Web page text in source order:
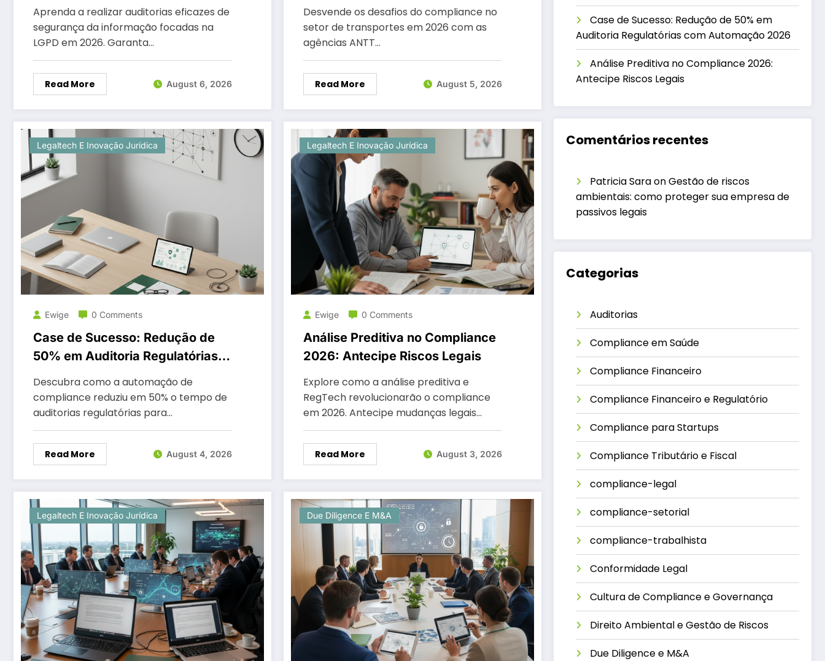
Aprenda a realizar auditorias eficazes de
segurança da informação focadas na
LGPD em 2026. Garanta…
Read More August 6, 2026
Desvende os desafios do compliance no
setor de transportes em 2026 com as
agências ANTT…
Read More August 5, 2026
Legaltech E Inovação Jurídica
Ewige 0 Comments
Case de Sucesso: Redução de
50% em Auditoria Regulatórias
Descubra como a automação de
compliance reduziu em 50% o tempo de
auditorias regulatórias para…
Read More August 4, 2026
Legaltech E Inovação Jurídica
Ewige 0 Comments
Análise Preditiva no Compliance
2026: Antecipe Riscos Legais
Explore como a análise preditiva e
RegTech revolucionarão o compliance
em 2026. Antecipe mudanças legais…
Read More August 3, 2026
Legaltech E Inovação Jurídica Due Diligence E M&A
Case de Sucesso: Redução de 50% em
Auditoria Regulatórias com Automação 2026
Análise Preditiva no Compliance 2026:
Antecipe Riscos Legais
Comentários recentes
Patricia SaraonGestão de riscos
ambientais: como proteger sua empresa de
passivos legais
Categorias
Auditorias
Compliance em Saúde
Compliance Financeiro
Compliance Financeiro e Regulatório
Compliance para Startups
Compliance Tributário e Fiscal
compliance-legal
compliance-setorial
compliance-trabalhista
Conformidade Legal
Cultura de Compliance e Governança
Direito Ambiental e Gestão de Riscos
Due Diligence e M&A